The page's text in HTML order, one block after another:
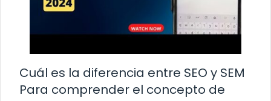
Cuál es la diferencia entre SEO y SEM
Para comprender el concepto de